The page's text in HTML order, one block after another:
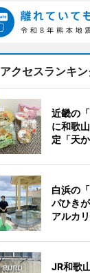
アクセスランキ
近畿の
に和歌
定「天
白浜の
パひき
アルカ
JR和歌